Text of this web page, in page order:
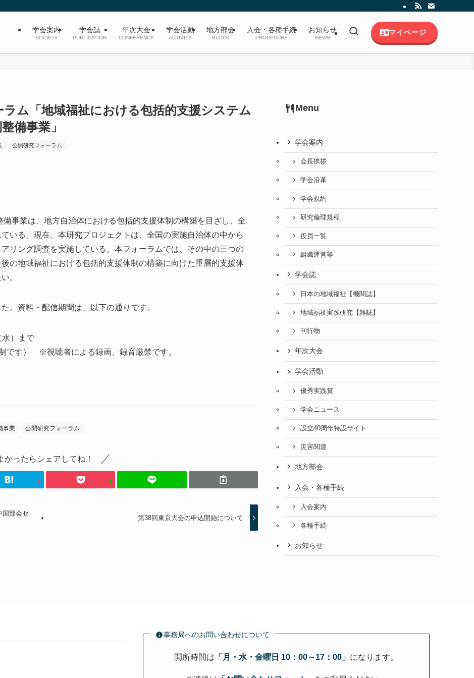
学会案内
SOCIETY
学会誌
PUBLICATION
年次大会
CONFERENCE
学会活動
ACTIVITY
地方部会
BLOCK
入会・各種手続
PROCEDURE
お知らせ
NEWS
マイページ
ム「地域福祉における包括的支援システム
備事業」
公開研究フォーラム
事業は、地方自治体における包括的支援体制の構築を目ざし、全
いる。現在、本研究プロジェクトは、全国の実施自治体の中から
リング調査を実施している。本フォーラムでは、その中の三つの
の地域福祉における包括的支援体制の構築に向けた重層的支援体
。
。資料・配信期間は、以下の通りです。
水）まで
です） ※視聴者による録画、録音厳禁です。
事業 公開研究フォーラム
かったらシェアしてね！
国部会セ
第38回東京大会の申込開始について
Menu
学会案内
会長挨拶
学会沿革
学会規約
研究倫理規程
役員一覧
組織運営等
学会誌
日本の地域福祉【機関誌】
地域福祉実践研究【雑誌】
刊行物
年次大会
学会活動
優秀実践賞
学会ニュース
設立40周年特設サイト
災害関連
地方部会
入会・各種手続
入会案内
各種手続
お知らせ
事務局へのお問い合わせについて
開所時間は 「月・水・金曜日 10：00～17：00」 になります。